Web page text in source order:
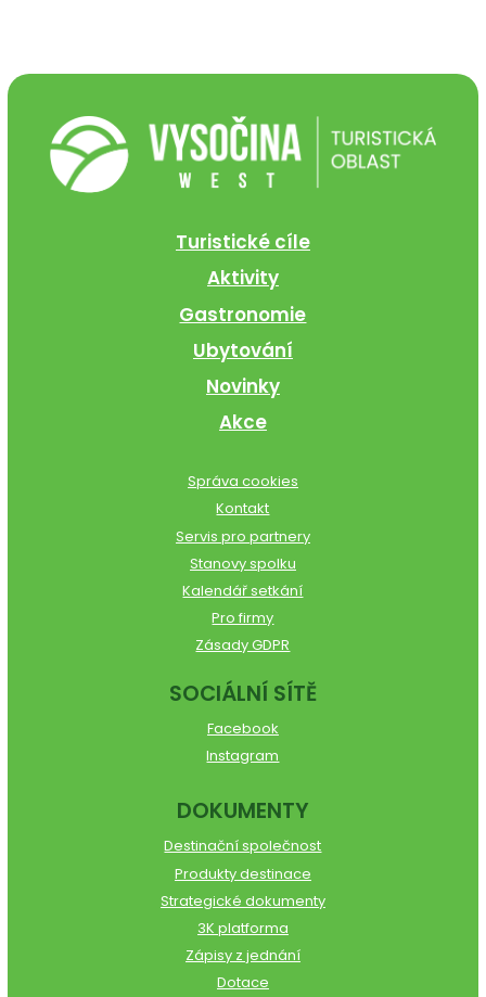
Turistické cíle
Aktivity
Gastronomie
Ubytování
Novinky
Akce
Správa cookies
Kontakt
Servis pro partnery
Stanovy spolku
Kalendář setkání
Pro firmy
Zásady GDPR
SOCIÁLNÍ SÍTĚ
Facebook
Instagram
DOKUMENTY
Destinační společnost
Produkty destinace
Strategické dokumenty
3K platforma
Zápisy z jednání
Dotace